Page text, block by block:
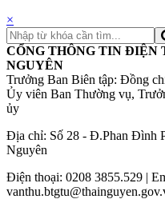
×
CỔNG THÔNG TIN
NGUYÊN
Trưởng Ban Biên tập: Đồng
Ủy viên Ban Thường vụ,
ủy
Địa chỉ: Số 28 - Đ.Phan Đình
Nguyên
Điện thoại: 0208 3855.529 |